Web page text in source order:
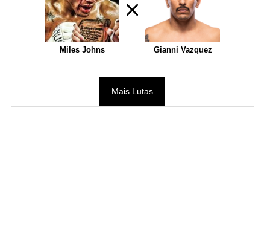
Miles Johns Gianni Vazquez
Mais Lutas